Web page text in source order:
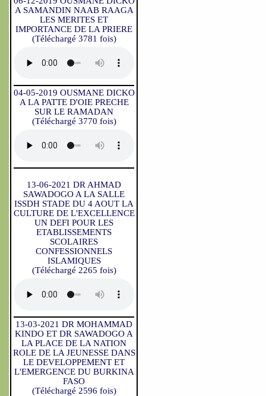
A SAMANDIN NAAB RAAGA
LES MERITES ET
IMPORTANCE DE LA PRIERE
(Téléchargé 3781 fois)
04-05-2019 OUSMANE DICKO
A LA PATTE D'OIE PRECHE
SUR LE RAMADAN
(Téléchargé 3770 fois)
13-06-2021 DR AHMAD
SAWADOGO A LA SALLE
ISSDH STADE DU 4 AOUT LA
CULTURE DE L'EXCELLENCE
UN DEFI POUR LES
ETABLISSEMENTS
SCOLAIRES
CONFESSIONNELS
ISLAMIQUES
(Téléchargé 2265 fois)
13-03-2021 DR MOHAMMAD
KINDO ET DR SAWADOGO A
LA PLACE DE LA NATION
ROLE DE LA JEUNESSE DANS
LE DEVELOPPEMENT ET
L'EMERGENCE DU BURKINA
FASO
(Téléchargé 2596 fois)